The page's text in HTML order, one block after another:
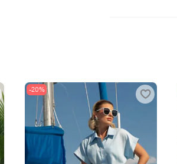
-20%